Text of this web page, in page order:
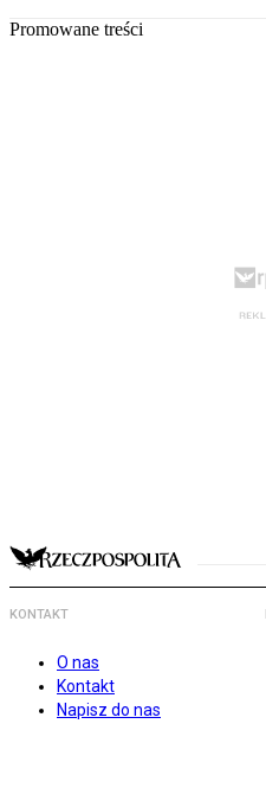
Promowane treści
KONTAKT
O nas
Kontakt
Napisz do nas